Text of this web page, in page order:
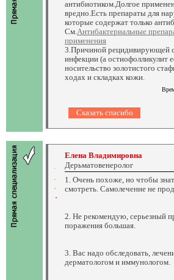
антибиотиком.Долгое
вредно.Есть препараты для
которые содержат только
См. Антибактериальные
применения
3.Причиной рецидивирующей
инфекции (а остиофолликулит
носительство золотистого
ходах и складках кожи.
Елена Владимировна
Дерьматовенеролог
1. Очень похоже, но чтобы
смотреть. Самолечение не
2. Не рекомендую, серьезный
поражения большая.
3. Вас надо обследовать,
дерматологом и иммунологом.